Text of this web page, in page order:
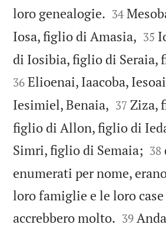
loro genealogie. 

34
Iosa, figlio di Amasia, 

35
di Iosibia, figlio di Seraia,
36 Elioenai, Iaacoba,
Iesimiel, Benaia, 

37 Ziza,
figlio di Allon, figlio di
Simri, figlio di Semaia; 

38
enumerati per nome,
loro famiglie e le loro
accrebbero molto. 

39